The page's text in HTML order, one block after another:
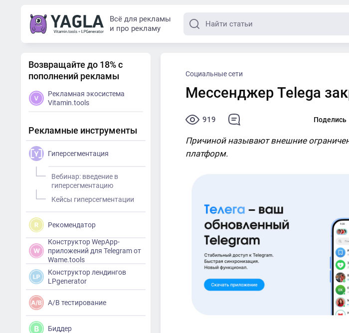
Всё для рекламы
и про рекламу
Социальные сети
Мессенджер Telega
919 Поделись
Причиной называют внешние
платформ.
Возвращайте до 18% с
пополнений рекламы
Рекламная экосистема
Vitamin.tools
Рекламные инструменты
Гиперсегментация
Вебинар: введение в
гиперсегментацию
Кейсы гиперсегментации
Рекомендатор
Конструктор WepApp-
приложений для Telegram от
Wame.tools
Конструктор лендингов
LPgenerator
A/B тестирование
Биддер